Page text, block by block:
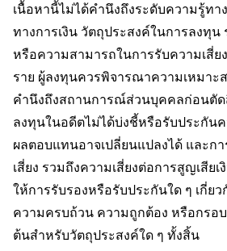
เนื้อหานี้ไม่ได้คำนึงถึงระดับความรู้ทา
ทางการเงิน วัตถุประสงค์ในการลงทุน
หรือความสามารถในการรับความเสี่
ราย ผู้ลงทุนควรพิจารณาความเหมา
คำนึงถึงสถานการณ์ส่วนบุคคลก่อนตัด
ลงทุนในอดีตไม่ได้บ่งชี้หรือรับประกัน
ผลตอบแทนอาจเปลี่ยนแปลงได้ และก
เสี่ยง รวมถึงความเสี่ยงต่อการสูญเสีย
ให้การรับรองหรือรับประกันใด ๆ เกี่ย
ความครบถ้วน ความถูกต้อง หรือกรอบ
ต้นสำหรับวัตถุประสงค์ใด ๆ ทั้งสิ้น